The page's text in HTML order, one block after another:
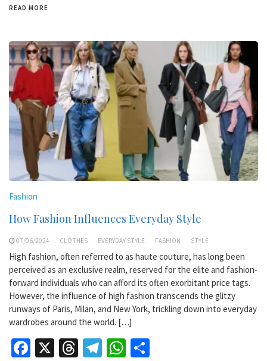
READ MORE
Fashion
How Fashion Influences Everyday Style
07/06/2024 CLOTHES EVERYDAY STYLE FASHION STYLE
High fashion, often referred to as haute couture, has long been
perceived as an exclusive realm, reserved for the elite and fashion-
forward individuals who can afford its often exorbitant price tags.
However, the influence of high fashion transcends the glitzy
runways of Paris, Milan, and New York, trickling down into everyday
wardrobes around the world. […]
Facebook
X Threads
Telegram
WhatsApp